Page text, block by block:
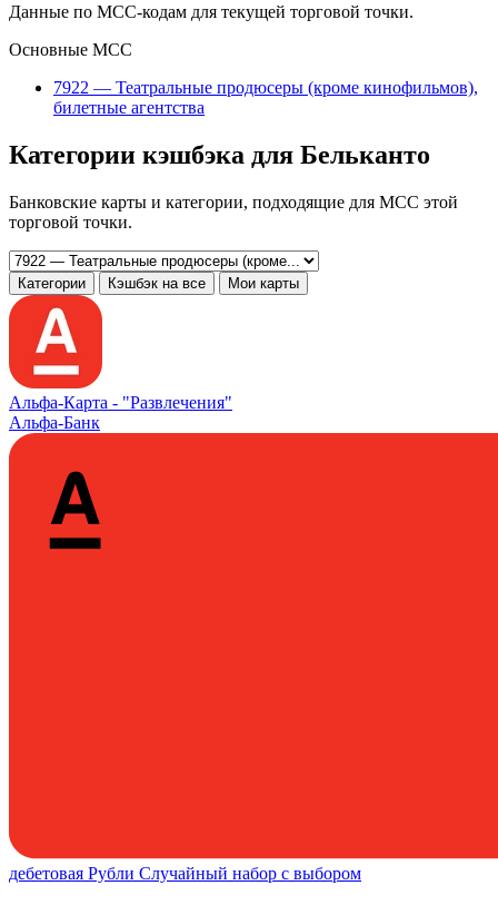
Данные по MCC-кодам для текущей торговой точки.
Основные MCC
7922 — Театральные продюсеры (кроме кинофильмов),
билетные агентства
Категории кэшбэка для Бельканто
Банковские карты и категории, подходящие для MCC этой
торговой точки.
Категории Кэшбэк на все Мои карты
Альфа‑Карта - "Развлечения"
Альфа-Банк
дебетовая Рубли Случайный набор с выбором